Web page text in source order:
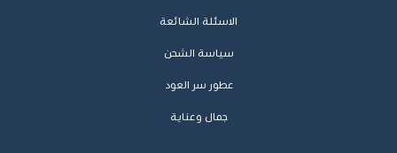
الاسئلة الشائعة
سياسة الشحن
عطور سر العود
جمال وعناية